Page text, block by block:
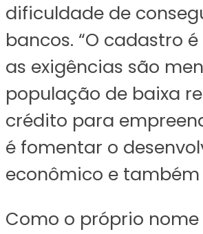
dificuldade de
bancos. “O cadastro
as exigências são
população de baixa
crédito para
é fomentar o
econômico e também
Como o próprio nome